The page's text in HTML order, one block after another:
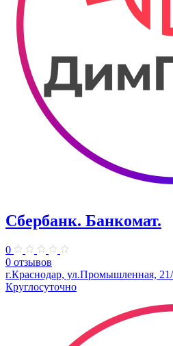
Сбербанк. Банкомат.
0
0 отзывов
г.Краснодар, ул.Промышленная, 21/
Круглосуточно